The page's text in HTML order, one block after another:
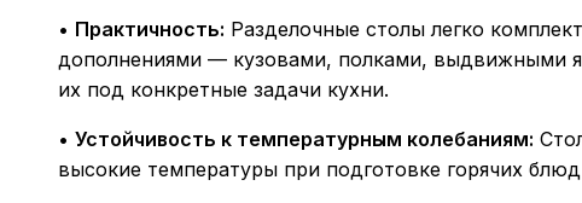
• Практичность: Разделочные столы легко
дополнениями — кузовами, полками, выдвижными
их под конкретные задачи кухни.
• Устойчивость к температурным колебаниям:
высокие температуры при подготовке горячих